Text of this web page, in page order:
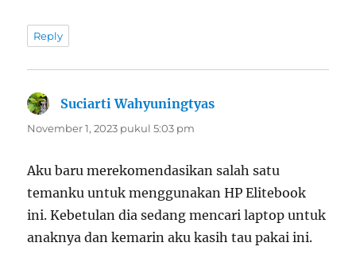
Reply
Suciarti Wahyuningtyas
November 1, 2023 pukul 5:03 pm
Aku baru merekomendasikan salah satu
temanku untuk menggunakan HP Elitebook
ini. Kebetulan dia sedang mencari laptop untuk
anaknya dan kemarin aku kasih tau pakai ini.